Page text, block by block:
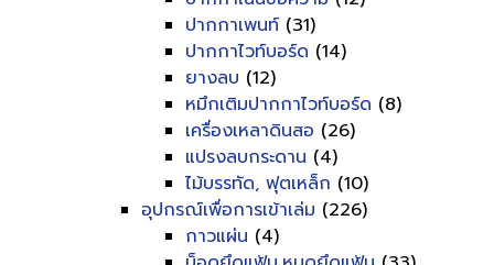
ปากกาเพนท์ (31)
ปากกาไวท์บอร์ด (14)
ยางลบ (12)
หมึกเติมปากกาไวท์บอร์ด (8)
เครื่องเหลาดินสอ (26)
แปรงลบกระดาน (4)
ไม้บรรทัด, ฟุตเหล็ก (10)
อุปกรณ์เพื่อการเข้าเล่ม (226)
กาวแผ่น (4)